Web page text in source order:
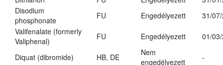
Disodium
phosphonate
FU Engedélyezett
31/
Valifenalate (formerly
Valiphenal)
FU Engedélyezett 01/
Diquat (dibromide) HB, DE
Nem
engedélyezett
-